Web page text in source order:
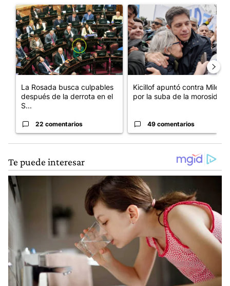
Un artículo de tendencia con el título "La Rosada busca
La Rosada busca culpables
después de la derrota en el
S...
22 comentarios
Un artículo de tendencia con
Kicillof apuntó contra Milei
por la suba de la morosida...
49 comentarios